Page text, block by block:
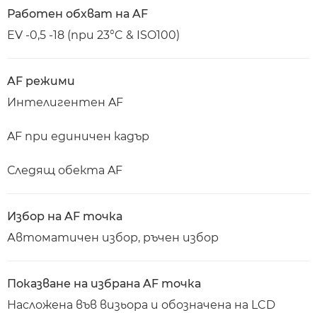
Работен обхват на AF
EV -0,5 -18 (при 23°C & ISO100)
AF режими
Интелигентен AF
AF при единичен кадър
Следящ обекта AF
Избор на AF точка
Автоматичен избор, ръчен избор
Показване на избрана AF точка
Насложена във визьора и обозначена на LCD